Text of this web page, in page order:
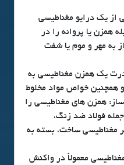
از یک درایو مغناطیسی
یا پروانه را در
به مهر و موم یا شفت
یک همزن مغناطیسی به
و همچنین خواص مواد مخلوط
همزن های مغناطیسی را
فولاد ضد زنگ،
مغناطیسی ساخت، بسته به
معمولاً در واکنش